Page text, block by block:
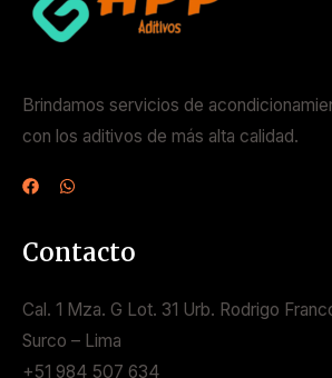
Brindamos servicios de
con los aditivos de más alta calidad.
Contacto
Cal. 1 Mza. G Lot. 31 Urb. Rodrigo
Surco – Lima
+51 984 507 634